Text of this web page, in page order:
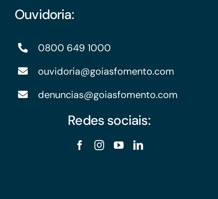
Ouvidoria:
0800 649 1000
ouvidoria@goiasfomento.com
denuncias@goiasfomento.com
Redes sociais: